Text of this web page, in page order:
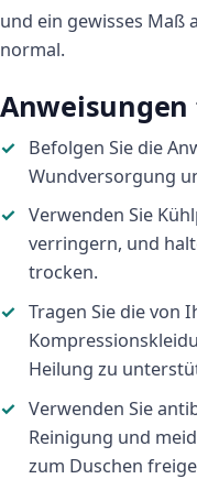
und ein gewisses Maß
normal.
Befolgen Sie die
Wundversorgung
Verwenden Sie
verringern, und
trocken.
Tragen Sie die von
Heilung zu
Verwenden Sie
Reinigung und
zum Duschen